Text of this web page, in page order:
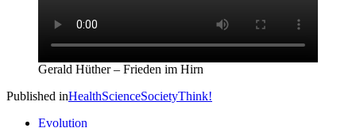
Gerald Hüther – Frieden im Hirn
Published inHealthScienceSocietyThink!
Evolution